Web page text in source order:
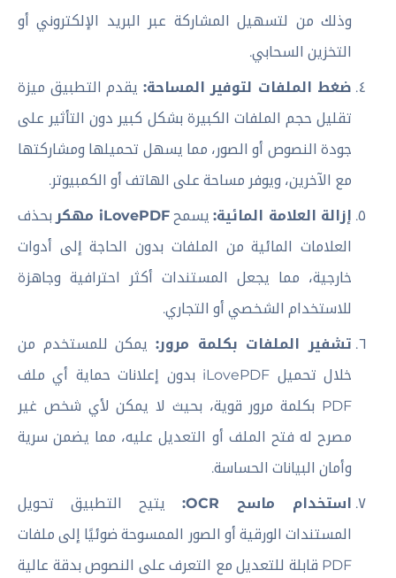
وذلك من لتسهيل المشاركة عبر البريد الإلكتروني أو
التخزين السحابي.
ضغط الملفات لتوفير المساحة: يقدم التطبيق ميزة
تقليل حجم الملفات الكبيرة بشكل كبير دون التأثير على
جودة النصوص أو الصور، مما يسهل تحميلها ومشاركتها
مع الآخرين، ويوفر مساحة على الهاتف أو الكمبيوتر.
إزالة العلامة المائية:يسمحiLovePDF مهكر
بحذف
العلامات المائية من الملفات بدون الحاجة إلى أدوات
خارجية، مما يجعل المستندات أكثر احترافية وجاهزة
للاستخدام الشخصي أو التجاري.
تشفير الملفات بكلمة مرور: يمكن للمستخدم من
خلال تحميل iLovePDF بدون إعلانات حماية أي ملف
PDF بكلمة مرور قوية، بحيث لا يمكن لأي شخص غير
مصرح له فتح الملف أو التعديل عليه، مما يضمن سرية
وأمان البيانات الحساسة.
استخدام ماسح OCR:
يتيح التطبيق تحويل
المستندات الورقية أو الصور الممسوحة ضوئيًا إلى ملفات
PDF قابلة للتعديل مع التعرف على النصوص بدقة عالية